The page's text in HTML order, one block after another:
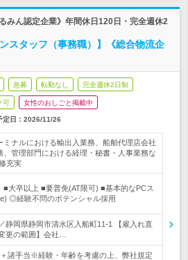
みん認定企業》年間休日120日・完全週休2
スタッフ（事務職）】《総合物流企
急募 転勤なし 完全週休2日制
可 女性のおしごと掲載中
定日： 2026/11/26
ミナルにおける輸出入業務、船舶代理店会社
、管理部門における経理・秘書・人事業務な
充実
■大卒以上 ■要普免(AT限可) ■基本的なPCス
◎経験不問のポテンシャル採用
静岡県静岡市清水区入船町11-1 【雇入れ直
更の範囲】会社…
諸手当※経験・年齢を考慮の上、弊社規定